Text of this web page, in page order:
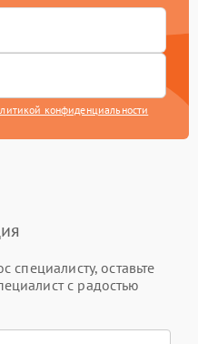
конфиденциальности
специалисту, оставьте
с радостью